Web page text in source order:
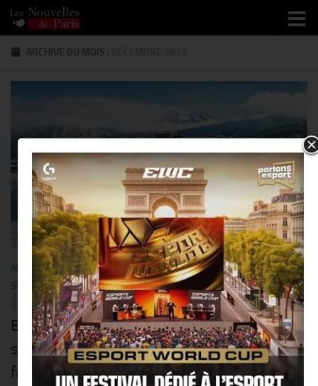
Skip to content
ARCHIVE DU MOIS :
ART DE VIVRE /BUSINESS /GASTRONOMIE/LUXE/RESTO/HÔTEL/
SPORT/VOYAGE
29 DÉCEMBRE 2025
Elle a érigé son hôtel au pied des pistes de
ski, il y a plus de 50 ans @ Courchevel. La
famille Pinturault résiste à l’assaut des